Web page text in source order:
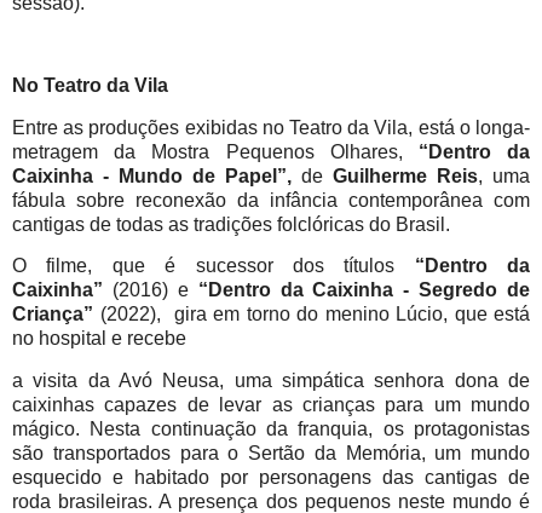
No Teatro da Vila
Entre as produções exibidas no Teatro da Vila, está o longa-
metragem da Mostra Pequenos Olhares, “Dentro da
Caixinha - Mundo de Papel”, de Guilherme Reis, uma
fábula sobre reconexão da infância contemporânea com
cantigas de todas as tradições folclóricas do Brasil.
O filme, que é sucessor dos títulos “Dentro da
Caixinha” (2016) e “Dentro da Caixinha - Segredo de
Criança” (2022), gira em torno do menino Lúcio, que está
no hospital e recebe
a visita da Avó Neusa, uma simpática senhora dona de
caixinhas capazes de levar as crianças para um mundo
mágico. Nesta continuação da franquia, os protagonistas
são transportados para o Sertão da Memória, um mundo
esquecido e habitado por personagens das cantigas de
roda brasileiras. A presença dos pequenos neste mundo é